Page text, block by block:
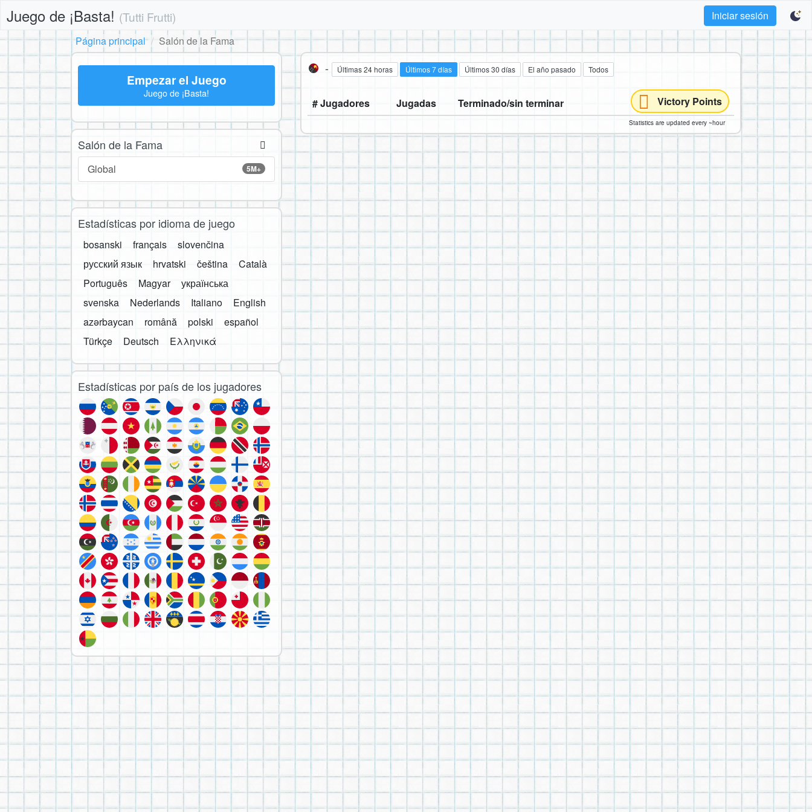
Juego de ¡Basta! (Tutti Frutti)
Iniciar sesión
Página principal
Salón de la Fama
- Últimas 24 horas Últimos 7 días Últimos 30 días El año pasado Todos
# Jugadores Jugadas Terminado/sin terminar Victory Points
Statistics are updated every ~hour
Empezar el Juego
Juego de ¡Basta!
Salón de la Fama
5M+
Global
Estadísticas por idioma de juego
bosanski français
slovenčina
русский язык
hrvatski čeština
Català
Português
Magyar
українська
svenska
Nederlands Italiano
English
azərbaycan
română polski
español
Türkçe
Deutsch Ελληνικά
Estadísticas por país de los jugadores